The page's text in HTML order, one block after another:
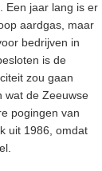
Een jaar lang is er
aardgas, maar
bedrijven in
is de
zou gaan
wat de Zeeuwse
pogingen van
uit 1986, omdat